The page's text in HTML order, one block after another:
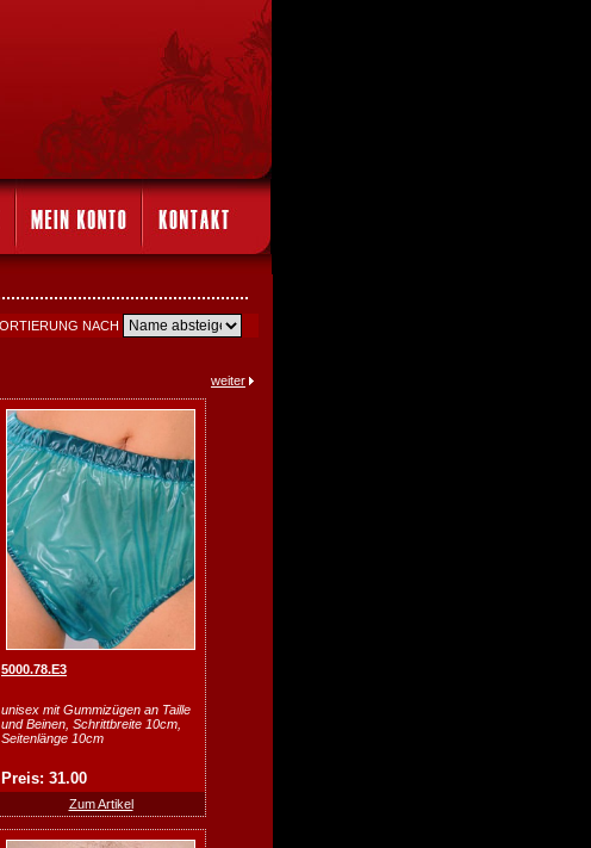
NACH
weiter
5000.78.E3
unisex mit Gummizügen an Taille
und Beinen, Schrittbreite 10cm,
Seitenlänge 10cm
Preis: 31.00
Zum Artikel